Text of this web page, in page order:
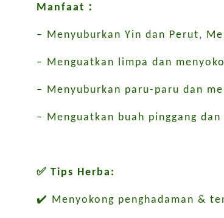
Manfaat：
– Menyuburkan Yin dan Perut,
– Menguatkan limpa dan
– Menyuburkan paru-paru dan
– Menguatkan buah pinggang
✅ Tips Herba:
✔️ Menyokong penghadaman &